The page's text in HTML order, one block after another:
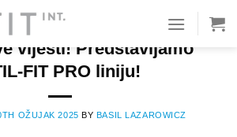
vijesti! Predstavljamo
FIT PRO liniju!
OŽUJAK 2025 BY BASIL LAZAROWICZ